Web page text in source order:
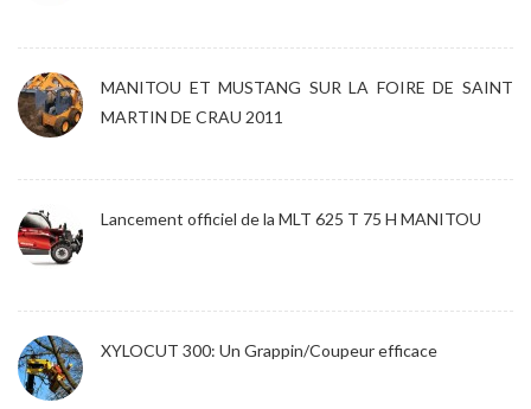
MANITOU ET MUSTANG SUR LA FOIRE DE SAINT
MARTIN DE CRAU 2011
Lancement officiel de la MLT 625 T 75 H MANITOU
XYLOCUT 300: Un Grappin/Coupeur efficace